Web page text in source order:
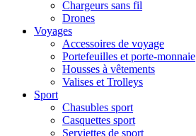
Chargeurs sans fil
Drones
Voyages
Accessoires de voyage
Portefeuilles et porte-monnaie
Housses à vêtements
Valises et Trolleys
Sport
Chasubles sport
Casquettes sport
Serviettes de sport